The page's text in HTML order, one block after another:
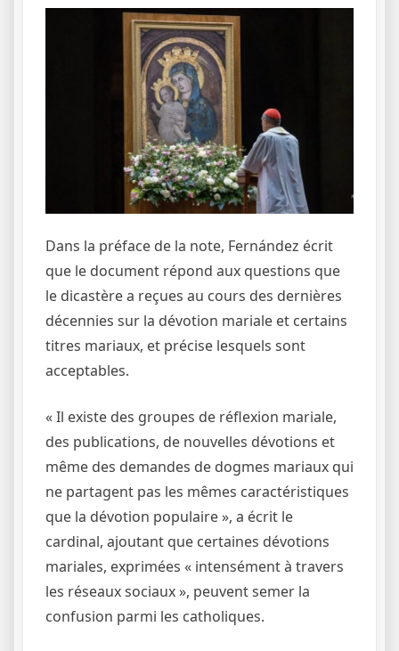
Dans la préface de la note, Fernández écrit
que le document répond aux questions que
le dicastère a reçues au cours des dernières
décennies sur la dévotion mariale et certains
titres mariaux, et précise lesquels sont
acceptables.
« Il existe des groupes de réflexion mariale,
des publications, de nouvelles dévotions et
même des demandes de dogmes mariaux qui
ne partagent pas les mêmes caractéristiques
que la dévotion populaire », a écrit le
cardinal, ajoutant que certaines dévotions
mariales, exprimées « intensément à travers
les réseaux sociaux », peuvent semer la
confusion parmi les catholiques.